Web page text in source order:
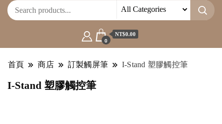
0
NT$0.00
首頁 商店 訂製觸屏筆 I-Stand 塑膠觸控筆
I-Stand 塑膠觸控筆